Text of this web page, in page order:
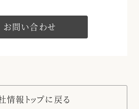
お問い合わせ
情報トップに戻る